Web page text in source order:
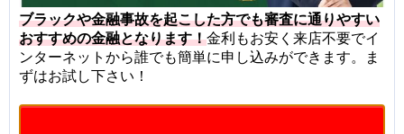
ブラックや金融事故を起こした方でも審査に通りやすい
おすすめの金融となります！金利もお安く来店不要でイ
ンターネットから誰でも簡単に申し込みができます。ま
ずはお試し下さい！